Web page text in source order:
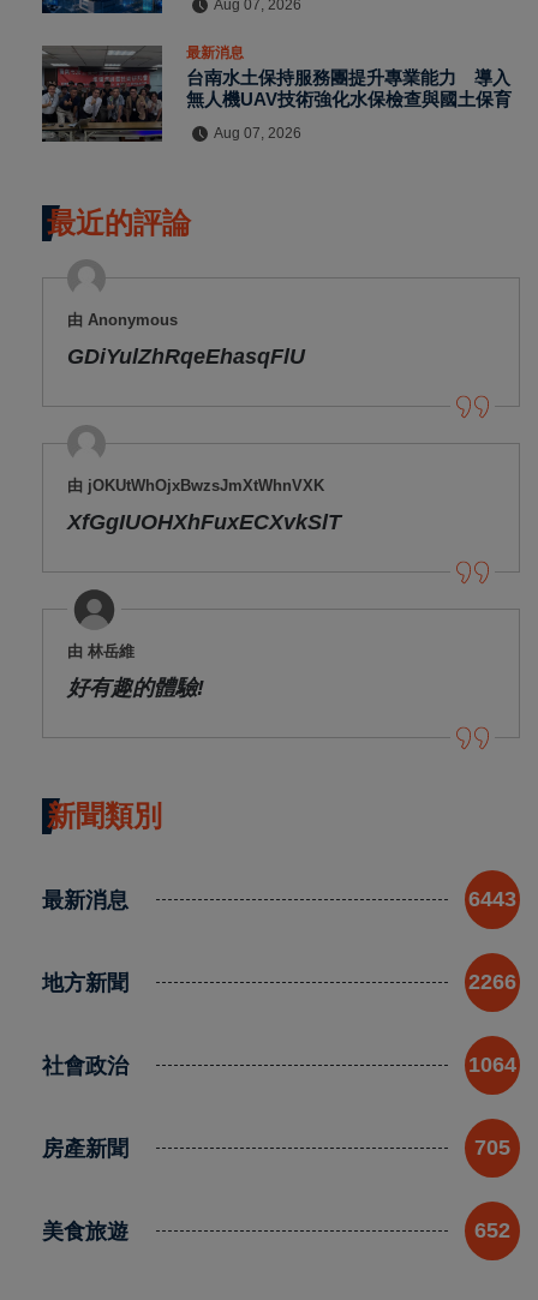
Aug 07, 2026
最新消息
台南水土保持服務團提升專業能力 導入
無人機UAV技術強化水保檢查與國土保育
Aug 07, 2026
最近的評論
由 Anonymous
GDiYulZhRqeEhasqFlU
由 jOKUtWhOjxBwzsJmXtWhnVXK
XfGgIUOHXhFuxECXvkSlT
由 林岳維
好有趣的體驗!
新聞類別
最新消息 6443
地方新聞 2266
社會政治 1064
房產新聞 705
美食旅遊 652